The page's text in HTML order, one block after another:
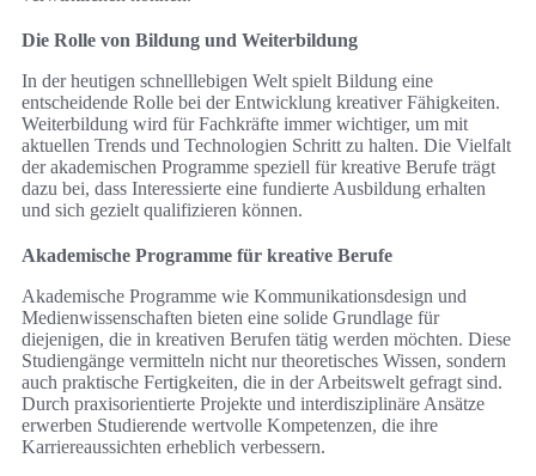
Die Rolle von Bildung und Weiterbildung
In der heutigen schnelllebigen Welt spielt Bildung eine
entscheidende Rolle bei der Entwicklung kreativer Fähigkeiten.
Weiterbildung wird für Fachkräfte immer wichtiger, um mit
aktuellen Trends und Technologien Schritt zu halten. Die Vielfalt
der akademischen Programme speziell für kreative Berufe trägt
dazu bei, dass Interessierte eine fundierte Ausbildung erhalten
und sich gezielt qualifizieren können.
Akademische Programme für kreative Berufe
Akademische Programme wie Kommunikationsdesign und
Medienwissenschaften bieten eine solide Grundlage für
diejenigen, die in kreativen Berufen tätig werden möchten. Diese
Studiengänge vermitteln nicht nur theoretisches Wissen, sondern
auch praktische Fertigkeiten, die in der Arbeitswelt gefragt sind.
Durch praxisorientierte Projekte und interdisziplinäre Ansätze
erwerben Studierende wertvolle Kompetenzen, die ihre
Karriereaussichten erheblich verbessern.